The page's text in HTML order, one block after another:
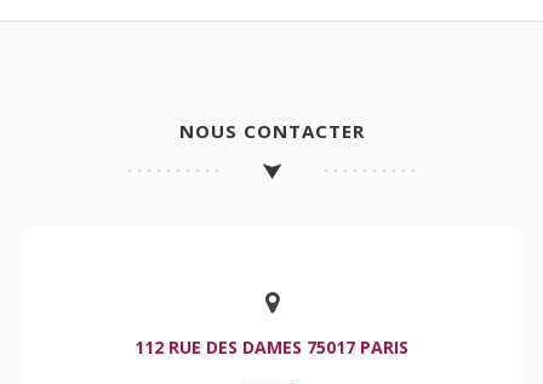
NOUS CONTACTER
112 RUE DES DAMES 75017 PARIS